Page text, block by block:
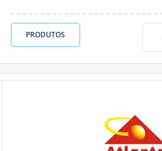
PRODUTOS